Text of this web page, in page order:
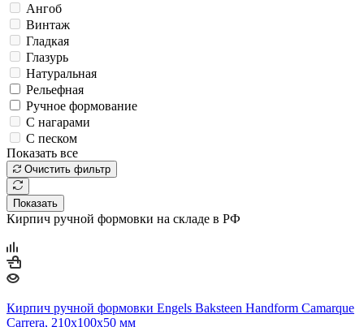
Ангоб
Винтаж
Гладкая
Глазурь
Натуральная
Рельефная
Ручное формование
С нагарами
С песком
Показать все
Очистить фильтр
Показать
Кирпич ручной формовки на складе в РФ
Кирпич ручной формовки Engels Baksteen Handform Camarque
Carrera, 210х100х50 мм